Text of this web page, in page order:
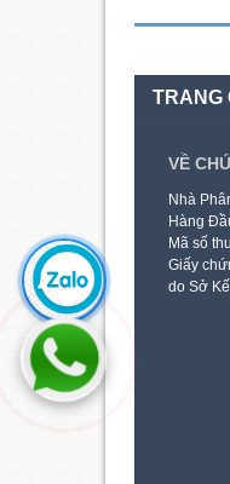
TRANG
VỀ
Nhà
Hàng
Mã số
Giấy
do Sở